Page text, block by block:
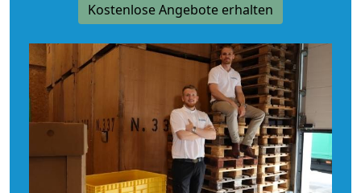
Kostenlose Angebote erhalten